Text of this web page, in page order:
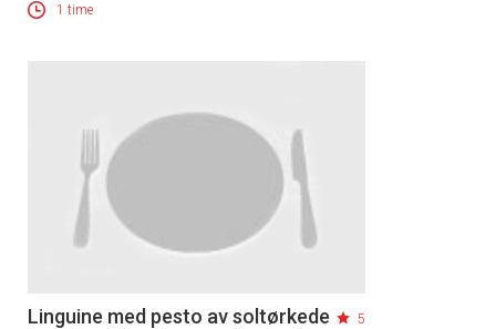
1 time
Linguine med pesto av soltørkede
5